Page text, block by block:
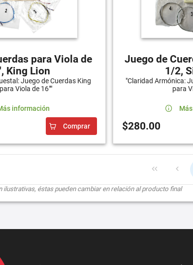
para Viola de
King Lion
Juego de Cuerdas King
Viola de 16""
información
Comprar
Juego de
1/2,
"Claridad Armónica:
para
$280.00
ilustrativas, éstas pueden cambiar en relación al producto final